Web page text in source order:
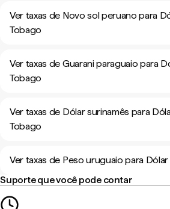
Ver taxas de Novo sol peruano para
Tobago
Ver taxas de Guarani paraguaio para
Tobago
Ver taxas de Dólar surinamês para
Tobago
Ver taxas de Peso uruguaio para
Suporte que você pode contar